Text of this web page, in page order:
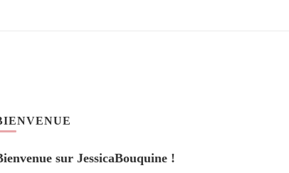
sur JessicaBouquine !